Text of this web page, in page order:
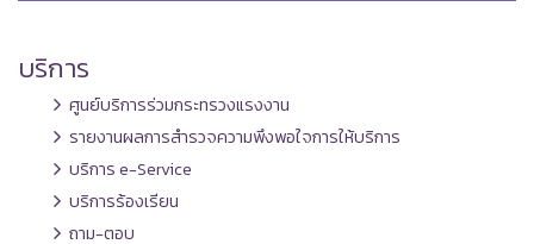
บริการ
ศูนย์บริการร่วมกระทรวงแรงงาน
รายงานผลการสำรวจความพึงพอใจการให้บริการ
บริการ e-Service
บริการร้องเรียน
ถาม-ตอบ